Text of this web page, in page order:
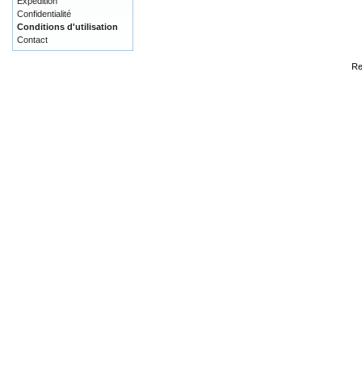
Confidentialité
Conditions d'utilisation
Contact